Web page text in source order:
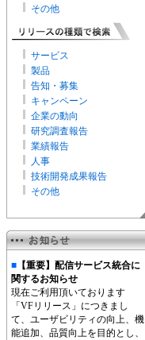
その他
サービス
製品
告知・募集
キャンペーン
企業の動向
研究調査報告
業績報告
人事
技術開発成果報告
その他
■ 【重要】配信サービス統合に
関するお知らせ
現在ご利用頂いております
「VFリリース」につきまし
て、ユーザビリティの向上、機
能追加、品質向上を目的とし、